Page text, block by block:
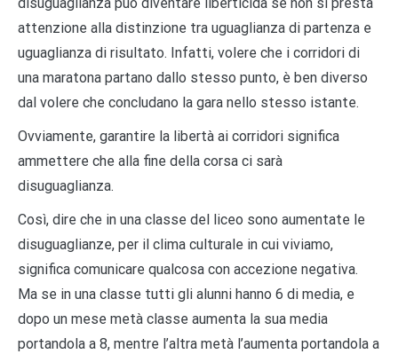
disuguaglianza può diventare liberticida se non si presta
attenzione alla distinzione tra uguaglianza di partenza e
uguaglianza di risultato. Infatti, volere che i corridori di
una maratona partano dallo stesso punto, è ben diverso
dal volere che concludano la gara nello stesso istante.
Ovviamente, garantire la libertà ai corridori significa
ammettere che alla fine della corsa ci sarà
disuguaglianza.
Così, dire che in una classe del liceo sono aumentate le
disuguaglianze, per il clima culturale in cui viviamo,
significa comunicare qualcosa con accezione negativa.
Ma se in una classe tutti gli alunni hanno 6 di media, e
dopo un mese metà classe aumenta la sua media
portandola a 8, mentre l’altra metà l’aumenta portandola a